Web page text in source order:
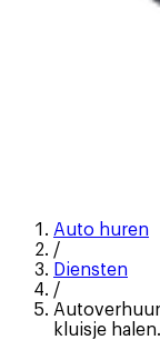
Auto huren
/
Diensten
/
kluisje halen.